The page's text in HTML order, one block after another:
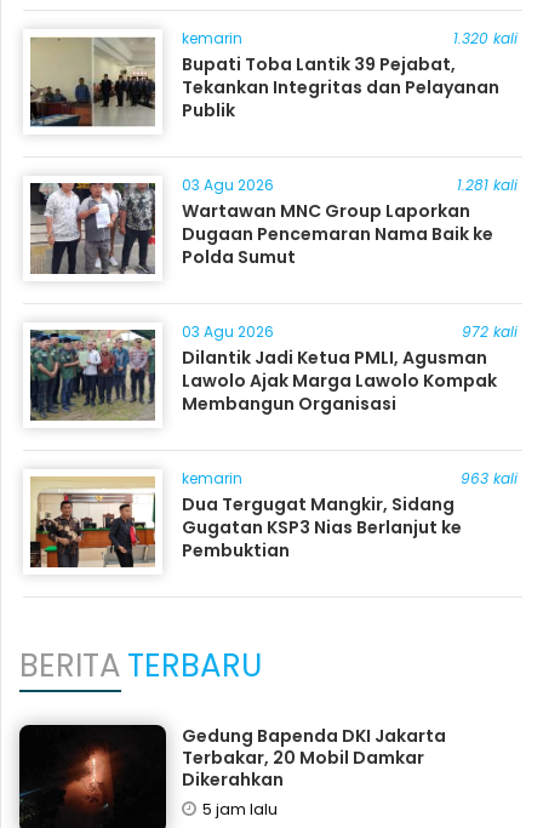
kemarin 1.320 kali
Bupati Toba Lantik 39 Pejabat,
Tekankan Integritas dan Pelayanan
Publik
03 Agu 2026 1.281 kali
Wartawan MNC Group Laporkan
Dugaan Pencemaran Nama Baik ke
Polda Sumut
03 Agu 2026 972 kali
Dilantik Jadi Ketua PMLI, Agusman
Lawolo Ajak Marga Lawolo Kompak
Membangun Organisasi
kemarin 963 kali
Dua Tergugat Mangkir, Sidang
Gugatan KSP3 Nias Berlanjut ke
Pembuktian
BERITATERBARU
Gedung Bapenda DKI Jakarta
Terbakar, 20 Mobil Damkar
Dikerahkan
5 jam lalu